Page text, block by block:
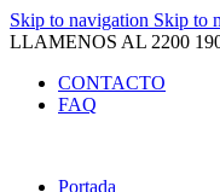
Skip to navigation Skip to
LLAMENOS AL 2200
CONTACTO
FAQ
Portada